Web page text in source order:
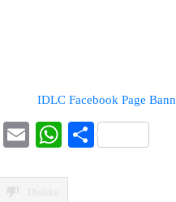
Twitter
EmailWhatsApp
Share